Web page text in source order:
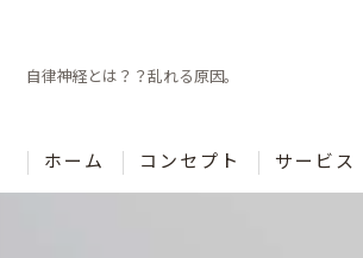
自律神経とは？？乱れる原因。
ホーム コンセプト サービス